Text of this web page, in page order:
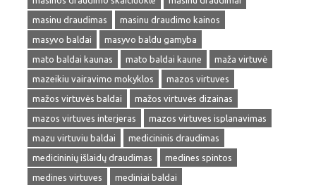
masinu draudimas
masinu draudimo kainos
masyvo baldai
masyvo baldu gamyba
mato baldai kaunas
mato baldai kaune
maža virtuvė
mazeikiu vairavimo mokyklos
mazos virtuves
mažos virtuvės baldai
mažos virtuvės dizainas
mazos virtuves interjeras
mazos virtuves isplanavimas
mazu virtuviu baldai
medicininis draudimas
medicininių išlaidų draudimas
medines spintos
medines virtuves
mediniai baldai